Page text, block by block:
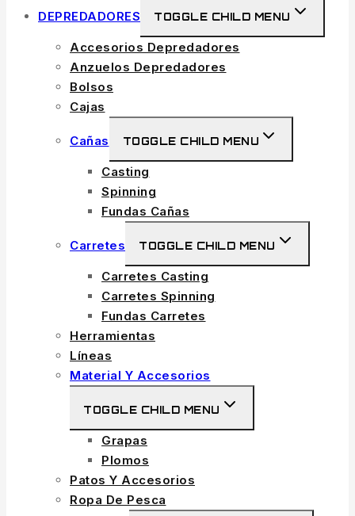
DEPREDADORES TOGGLE CHILD MENU
Accesorios Depredadores
Anzuelos Depredadores
Bolsos
Cajas
Cañas TOGGLE CHILD MENU
Casting
Spinning
Fundas Cañas
Carretes TOGGLE CHILD MENU
Carretes Casting
Carretes Spinning
Fundas Carretes
Herramientas
Líneas
Material Y Accesorios
TOGGLE CHILD MENU
Grapas
Plomos
Patos Y Accesorios
Ropa De Pesca